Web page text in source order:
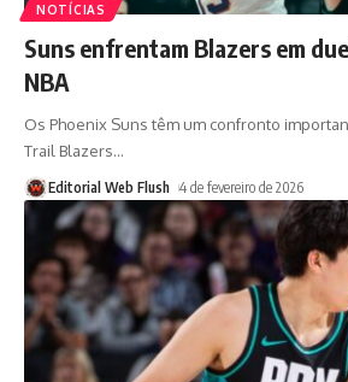
NOTÍCIAS
Suns enfrentam Blazers em
NBA
Os Phoenix Suns têm um confronto
Trail Blazers…
Editorial Web Flush 4 de fevereiro de 2026